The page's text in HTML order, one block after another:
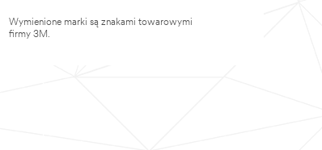
Wymienione marki są znakami towarowymi
firmy 3M.